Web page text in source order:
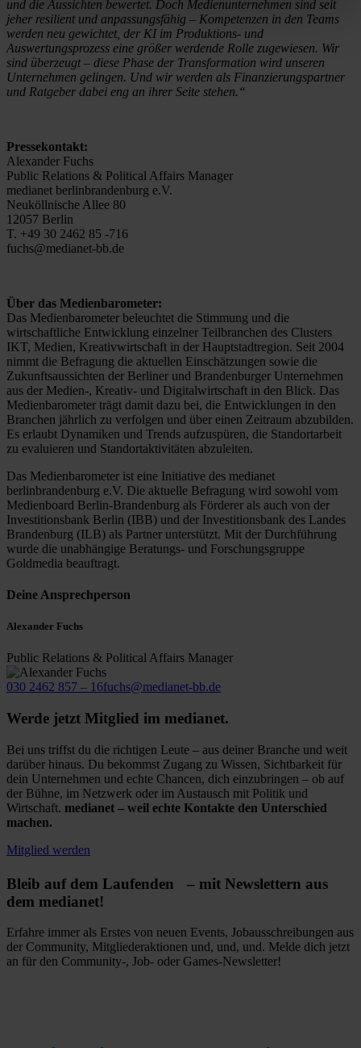
und die Aussichten bewertet. Doch Medienunternehmen sind seit
jeher resilient und anpassungsfähig – Kompetenzen in den Teams
werden neu gewichtet, der KI im Produktions- und
Auswertungsprozess eine größer werdende Rolle zugewiesen. Wir
sind überzeugt – diese Phase der Transformation wird unseren
Unternehmen gelingen. Und wir werden als Finanzierungspartner
und Ratgeber dabei eng an ihrer Seite stehen.“
Pressekontakt:
Alexander Fuchs
Public Relations & Political Affairs Manager
medianet berlinbrandenburg e.V.
Neuköllnische Allee 80
12057 Berlin
T. +49 30 2462 85 -716
fuchs@medianet-bb.de
Über das Medienbarometer:
Das Medienbarometer beleuchtet die Stimmung und die
wirtschaftliche Entwicklung einzelner Teilbranchen des Clusters
IKT, Medien, Kreativwirtschaft in der Hauptstadtregion. Seit 2004
nimmt die Befragung die aktuellen Einschätzungen sowie die
Zukunftsaussichten der Berliner und Brandenburger Unternehmen
aus der Medien-, Kreativ- und Digitalwirtschaft in den Blick. Das
Medienbarometer trägt damit dazu bei, die Entwicklungen in den
Branchen jährlich zu verfolgen und über einen Zeitraum abzubilden.
Es erlaubt Dynamiken und Trends aufzuspüren, die Standortarbeit
zu evaluieren und Standortaktivitäten abzuleiten.
Das Medienbarometer ist eine Initiative des medianet
berlinbrandenburg e.V. Die aktuelle Befragung wird sowohl vom
Medienboard Berlin-Brandenburg als Förderer als auch von der
Investitionsbank Berlin (IBB) und der Investitionsbank des Landes
Brandenburg (ILB) als Partner unterstützt. Mit der Durchführung
wurde die unabhängige Beratungs- und Forschungsgruppe
Goldmedia beauftragt.
Deine Ansprechperson
Alexander Fuchs
Public Relations & Political Affairs Manager
030 2462 857 – 16fuchs@medianet-bb.de
Werde jetzt Mitglied im medianet.
Bei uns triffst du die richtigen Leute – aus deiner Branche und weit
darüber hinaus. Du bekommst Zugang zu Wissen, Sichtbarkeit für
dein Unternehmen und echte Chancen, dich einzubringen – ob auf
der Bühne, im Netzwerk oder im Austausch mit Politik und
Wirtschaft. medianet – weil echte Kontakte den Unterschied
machen.
Mitglied werden
Bleib auf dem Laufenden – mit Newslettern aus
dem medianet!
Erfahre immer als Erstes von neuen Events, Jobausschreibungen aus
der Community, Mitgliederaktionen und, und, und. Melde dich jetzt
an für den Community-, Job- oder Games-Newsletter!